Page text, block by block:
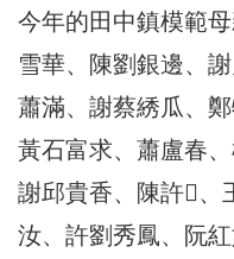
今年的田中鎮模範
雪華、陳劉銀邊、
蕭滿、謝蔡綉瓜、
黃石富求、蕭盧春
謝邱貴香、陳許𦖳
汝、許劉秀鳳、阮